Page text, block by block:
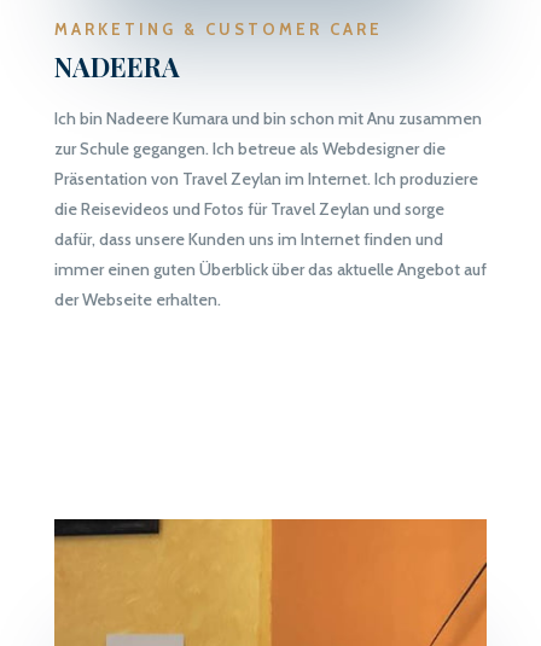
MARKETING & CUSTOMER CARE
NADEERA
Ich bin NadeereKumara und bin schon mit Anu zusammen
zur Schule gegangen. Ich betreue als Webdesigner die
Präsentation von TravelZeylan im Internet. Ich produziere
die Reisevideos und Fotos für TravelZeylan und sorge
dafür, dass unsere Kunden uns im Internet finden und
immer einen guten Überblick über das aktuelle Angebot auf
der Webseite erhalten.